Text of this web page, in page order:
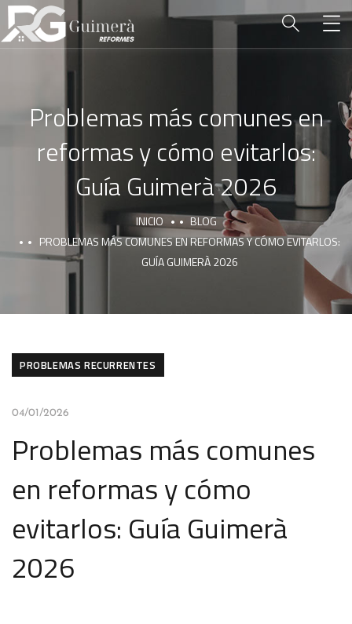
Problemas más comunes en
reformas y cómo evitarlos:
Guía Guimerà 2026
INICIO
BLOG
PROBLEMAS MÁS COMUNES EN REFORMAS Y CÓMO EVITARLOS:
GUÍA GUIMERÀ 2026
PROBLEMAS RECURRENTES
04/01/2026
Problemas más comunes
en reformas y cómo
evitarlos: Guía Guimerà
2026